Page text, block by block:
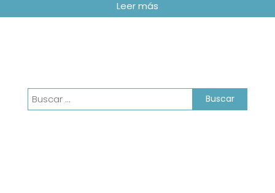
Buscar: